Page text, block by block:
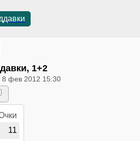
1+2
8 фев 2012 15:30
11